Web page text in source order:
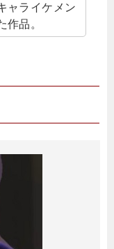
ャライケメン
作品。